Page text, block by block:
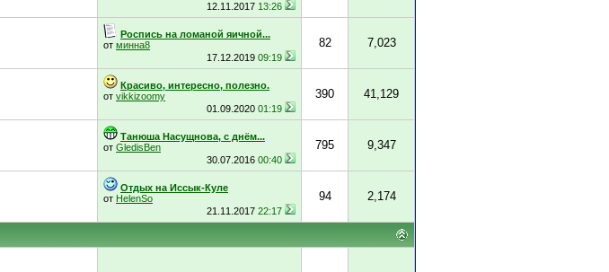
12.11.2017 13:26
Роспись на ломаной яичной...
от минна8
17.12.2019 09:19
82 7,023
Красиво, интересно, полезно.
от vikkizoomy
01.09.2020 01:19
390 41,129
Танюша Насущнова, с днём...
от GledisBen
30.07.2016 00:40
795 9,347
Отдых на Иссык-Куле
от HelenSo
21.11.2017 22:17
94 2,174